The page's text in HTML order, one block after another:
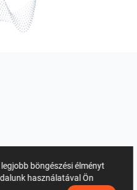
böngészési élményt
használatával Ön